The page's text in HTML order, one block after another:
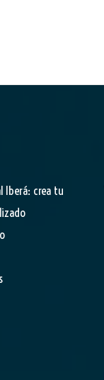
Iberá: crea tu